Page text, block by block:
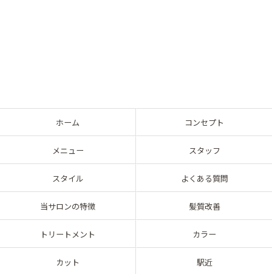
ホーム コンセプト
メニュー スタッフ
スタイル よくある質問
当サロンの特徴 髪質改善
トリートメント カラー
カット 駅近